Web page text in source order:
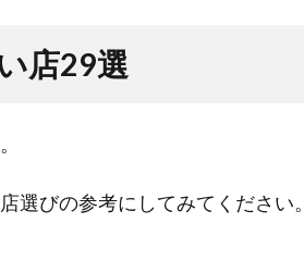
店29選
選びの参考にしてみてください。